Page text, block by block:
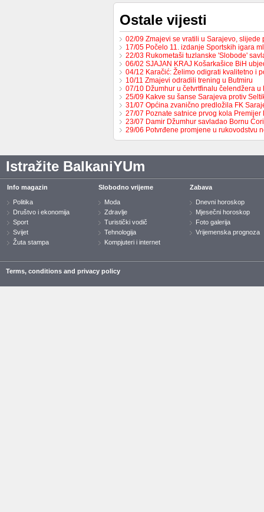
Ostale vijesti
02/09 Zmajevi se vratili u Sarajevo,
17/05 Počelo 11. izdanje Sportskih igara
22/03 Rukometaši tuzlanske 'Slobode'
06/02 SJAJAN KRAJ Košarkašice BiH
04/12 Karačić: Želimo odigrati kvalitetno i
10/11 Zmajevi odradili trening u Butmiru
07/10 Džumhur u četvrtfinalu čelendžera u
25/09 Kakve su šanse Sarajeva protiv
31/07 Općina zvanično predložila FK
27/07 Poznate satnice prvog kola
23/07 Damir Džumhur savladao Bornu
29/06 Potvrđene promjene u rukovodstvu
Istražite BalkaniYUm
Info magazin
Politika
Društvo i ekonomija
Sport
Svijet
Žuta stampa
Slobodno vrijeme
Moda
Zdravlje
Turistički vodič
Tehnologija
Kompjuteri i internet
Zabava
Dnevni horoskop
Mjesečni horoskop
Foto galerija
Vrijemenska prognoza
Terms, conditions and privacy policy